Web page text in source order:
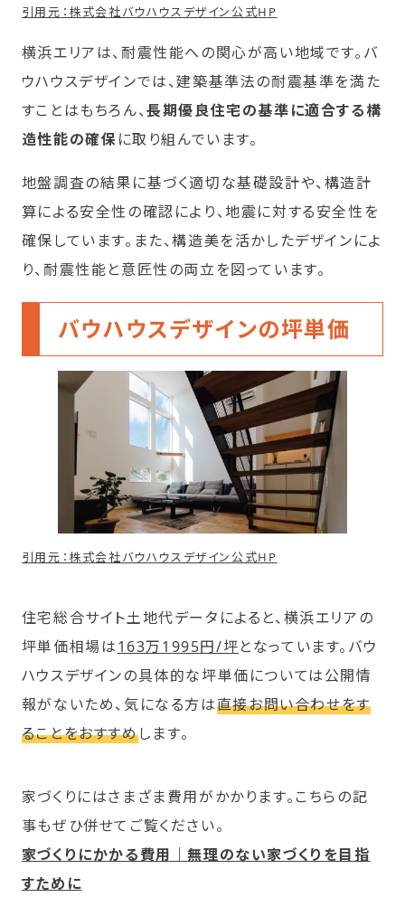
引用元：株式会社バウハウスデザイン公式HP
横浜エリアは、耐震性能への関心が高い地域です。バ
ウハウスデザインでは、建築基準法の耐震基準を満た
すことはもちろん、長期優良住宅の基準に適合する構
造性能の確保に取り組んでいます。
地盤調査の結果に基づく適切な基礎設計や、構造計
算による安全性の確認により、地震に対する安全性を
確保しています。また、構造美を活かしたデザインによ
り、耐震性能と意匠性の両立を図っています。
バウハウスデザインの坪単価
引用元：株式会社バウハウスデザイン公式HP
住宅総合サイト土地代データによると、横浜エリアの
坪単価相場は163万1995円/坪となっています。バウ
ハウスデザインの具体的な坪単価については公開情
報がないため、気になる方は直接お問い合わせをす
ることをおすすめします。
家づくりにはさまざま費用がかかります。こちらの記
事もぜひ併せてご覧ください。
家づくりにかかる費用｜無理のない家づくりを目指
すために